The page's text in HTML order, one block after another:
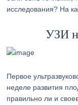
исследования? На
УЗИ
Первое
неделе развития
правильно ли и